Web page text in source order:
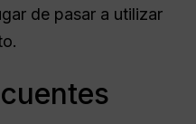
de pasar a utilizar